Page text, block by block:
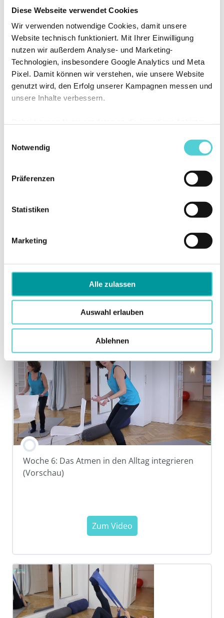
Diese Webseite verwendet Cookies
Wir verwenden notwendige Cookies, damit unsere
Website technisch funktioniert. Mit Ihrer Einwilligung
nutzen wir außerdem Analyse- und Marketing-
Technologien, insbesondere Google Analytics und Meta
Pixel. Damit können wir verstehen, wie unsere Website
genutzt wird, den Erfolg unserer Kampagnen messen und
unsere Inhalte verbessern.
selbst entscheiden, welchen Kategorien Sie zustimmen
möchten. Ihre Auswahl können Sie jederzeit ändern oder
Notwendig
Präferenzen
Statistiken
Marketing
Alle zulassen
Auswahl erlauben
Ablehnen
Woche 4: Bauchmuskelübungen (Vorschau)
(Vorschau)
Woche 6: Das Atmen in den Alltag integrieren
(Vorschau)